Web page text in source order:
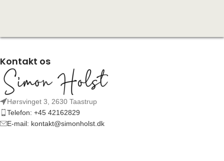
Kontakt os
Hørsvinget 3, 2630 Taastrup
Telefon: +45 42162829
E-mail: kontakt@simonholst.dk